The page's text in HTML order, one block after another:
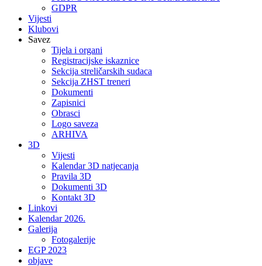
GDPR
Vijesti
Klubovi
Savez
Tijela i organi
Registracijske iskaznice
Sekcija streličarskih sudaca
Sekcija ZHST treneri
Dokumenti
Zapisnici
Obrasci
Logo saveza
ARHIVA
3D
Vijesti
Kalendar 3D natjecanja
Pravila 3D
Dokumenti 3D
Kontakt 3D
Linkovi
Kalendar 2026.
Galerija
Fotogalerije
EGP 2023
objave